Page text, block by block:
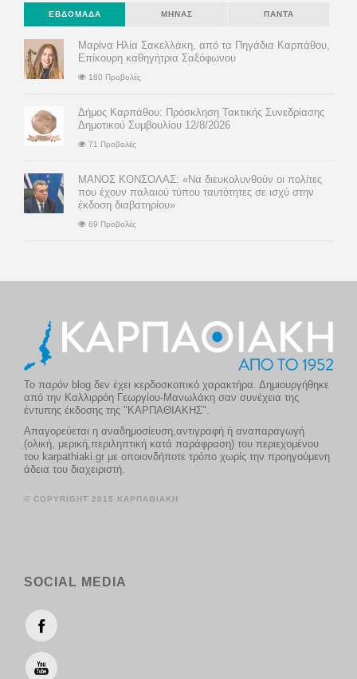
ΕΒΔΟΜΆΔΑ ΜΉΝΑΣ ΠΆΝΤΑ
Μαρίνα Ηλία Σακελλάκη, από τα Πηγάδια Καρπάθου,
Επίκουρη καθηγήτρια Σαξόφωνου
180 Προβολές
Δήμος Καρπάθου: Πρόσκληση Τακτικής Συνεδρίασης
Δημοτικού Συμβουλίου 12/8/2026
71 Προβολές
ΜΑΝΟΣ ΚΟΝΣΟΛΑΣ: «Να διευκολυνθούν οι πολίτες
που έχουν παλαιού τύπου ταυτότητες σε ισχύ στην
έκδοση διαβατηρίου»
69 Προβολές
Το παρόν blog δεν έχει κερδοσκοπικό χαρακτήρα. Δημιουργήθηκε
από την Καλλιρρόη Γεωργίου-Μανωλάκη σαν συνέχεια της
έντυπης έκδοσης της "ΚΑΡΠΑΘΙΑΚΗΣ".
Απαγορεύεται η αναδημοσίευση,αντιγραφή ή αναπαραγωγή
(ολική, μερική,περιληπτική κατά παράφραση) του περιεχομένου
του karpathiaki.gr με οποιονδήποτε τρόπο χωρίς την προηγούμενη
άδεια του διαχειριστή.
© COPYRIGHT 2015 ΚΑΡΠΑΘΙΑΚΗ
SOCIAL MEDIA